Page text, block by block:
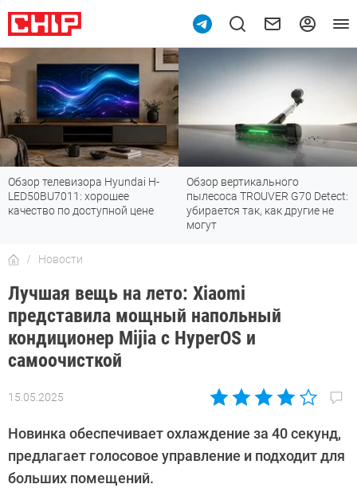
Обзор телевизора Hyundai H-
LED50BU7011: хорошее
качество по доступной цене
Обзор вертикального
пылесоса TROUVER G70 Detect:
убирается так, как другие не
могут
Новости
Лучшая вещь на лето: Xiaomi
представила мощный напольный
кондиционер Mijia с HyperOS и
самоочисткой
15.05.2025
Автор:
Довлатова
Новинка обеспечивает охлаждение за 40 секунд,
предлагает голосовое управление и подходит для
больших помещений.